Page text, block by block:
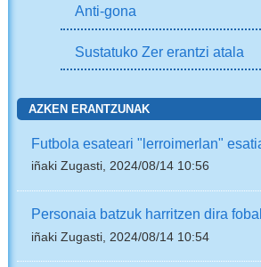
Anti-gona
Sustatuko Zer erantzi atala
AZKEN ERANTZUNAK
Futbola esateari "lerroimerlan"
iñaki Zugasti, 2024/08/14 10:56
Personaia batzuk harritzen dira
iñaki Zugasti, 2024/08/14 10:54